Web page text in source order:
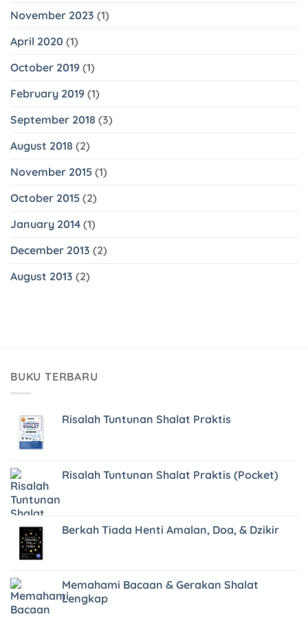
November 2023 (1)
April 2020 (1)
October 2019 (1)
February 2019 (1)
September 2018 (3)
August 2018 (2)
November 2015 (1)
October 2015 (2)
January 2014 (1)
December 2013 (2)
August 2013 (2)
BUKU TERBARU
Risalah Tuntunan Shalat Praktis
Risalah Tuntunan Shalat Praktis (Pocket)
Berkah Tiada Henti Amalan, Doa, & Dzikir
Memahami Bacaan & Gerakan Shalat
Lengkap